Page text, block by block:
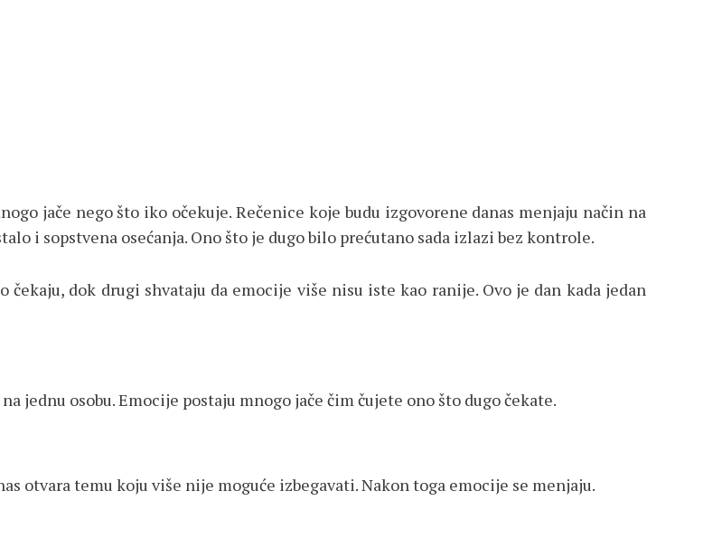
jače nego što iko očekuje. Rečenice koje budu izgovorene danas menjaju način na
i sopstvena osećanja. Ono što je dugo bilo prećutano sada izlazi bez kontrole.
dok drugi shvataju da emocije više nisu iste kao ranije. Ovo je dan kada jedan
jednu osobu. Emocije postaju mnogo jače čim čujete ono što dugo čekate.
otvara temu koju više nije moguće izbegavati. Nakon toga emocije se menjaju.